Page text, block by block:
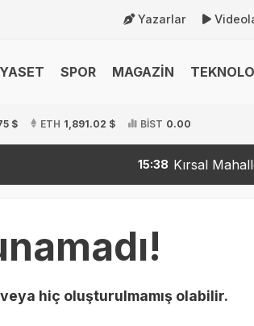
Yazarlar
SPOR MAGAZİN
$ ETH 1,891.02 $ BİST 0.00
15:38 Kırsal Mahalle
hiç oluşturulmamış olabilir.